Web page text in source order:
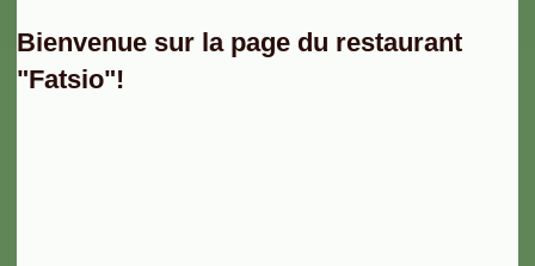
Bienvenue sur la page du restaurant
"Fatsio"!